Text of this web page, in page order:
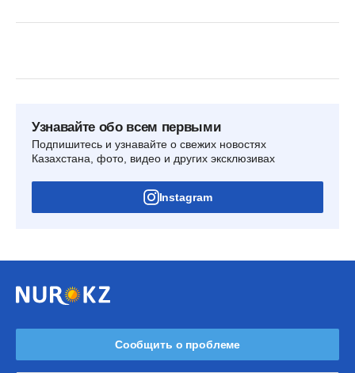
Узнавайте обо всем первыми
Подпишитесь и узнавайте о свежих новостях
Казахстана, фото, видео и других эксклюзивах
Instagram
Сообщить о проблеме